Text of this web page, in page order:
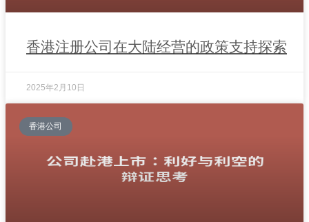
香港注册公司在大陆经营的政策支持探索
2025年2月10日
香港公司